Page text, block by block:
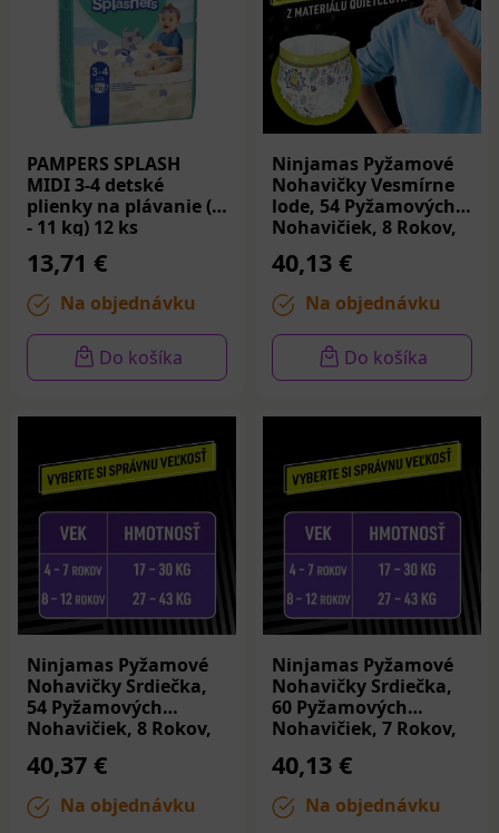
PAMPERS SPLASH
MIDI 3-4 detské
plienky na plávanie (6
- 11 kg) 12 ks
13,71 €
Na objednávku
Do košíka
Ninjamas Pyžamové
Nohavičky Vesmírne
lode, 54 Pyžamových
Nohavičiek, 8 Rokov,
40,13 €
Na objednávku
Do košíka
Ninjamas Pyžamové
Nohavičky Srdiečka,
54 Pyžamových
Nohavičiek, 8 Rokov,
40,37 €
Na objednávku
Ninjamas Pyžamové
Nohavičky Srdiečka,
60 Pyžamových
Nohavičiek, 7 Rokov,
40,13 €
Na objednávku